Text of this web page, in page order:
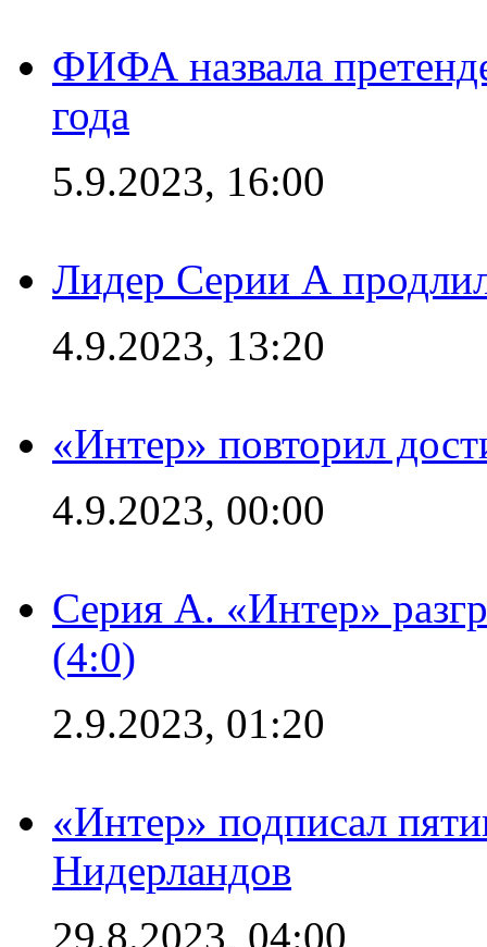
ФИФА назвала
года
5.9.2023, 16:00
Лидер Серии А
4.9.2023, 13:20
«Интер» повторил
4.9.2023, 00:00
Серия А. «Интер»
(4:0)
2.9.2023, 01:20
«Интер» подписал
Нидерландов
29.8.2023, 04:00